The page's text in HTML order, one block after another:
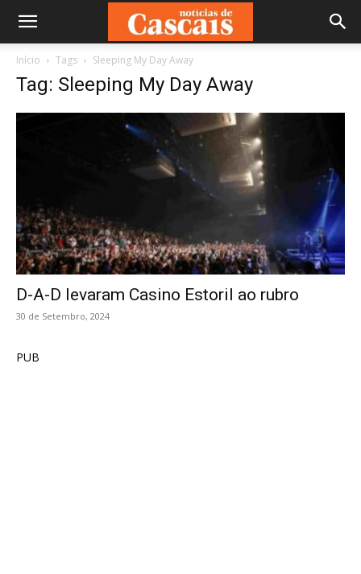
Início Tags Sleeping My Day Away
Tag: Sleeping My Day Away
D-A-D levaram Casino Estoril ao rubro
30 de Setembro, 2024
PUB